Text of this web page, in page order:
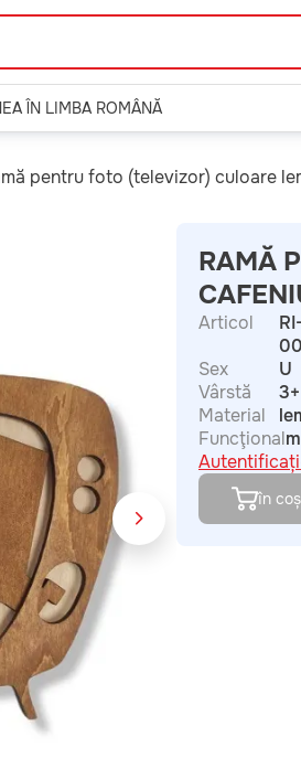
ÎN LIMBA ROMÂNĂ
pentru foto (televizor) culoare
RAMĂ
Articol
Sex
U
Vârstă
3+
Material
Funcţional
în coș